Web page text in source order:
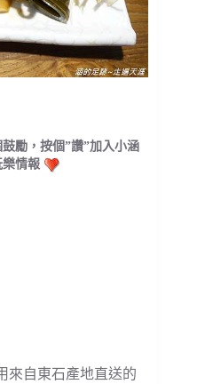
勵，按個”讚”加入小涵
樂情報
來自東石產地直送的